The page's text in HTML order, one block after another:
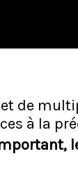
de
à la